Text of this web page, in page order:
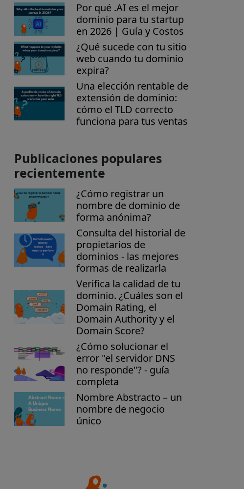
Por qué .AI es el mejor
dominio para tu startup
en 2026 | Guía y Costos
¿Qué sucede con tu sitio
web cuando tu dominio
expira?
Una elección rentable de
extensión de dominio:
cómo el TLD correcto
funciona para tus ventas
Publicaciones populares
recientemente
¿Cómo registrar un
nombre de dominio de
forma anónima?
Consulta del historial de
propietarios de
dominios - las mejores
formas de realizarla
Verifica la calidad de tu
dominio. ¿Cuáles son el
Domain Rating, el
Domain Authority y el
Domain Score?
¿Cómo solucionar el
error "el servidor DNS
no responde"? - guía
completa
Nombre Abstracto – un
nombre de negocio
único